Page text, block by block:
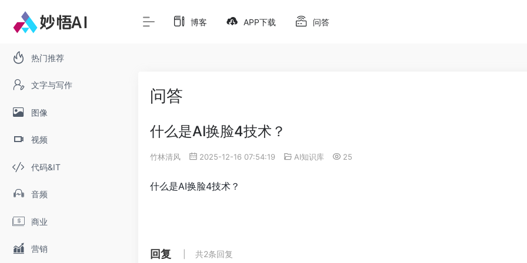
热门推荐
文字与写作
图像
视频
代码&IT
音频
商业
营销
博客 APP下载 问答
问答
什么是AI换脸4技术？
竹林清风 2025-12-16 07:54:19 AI知识库 25
什么是AI换脸4技术？
回复 共2条回复